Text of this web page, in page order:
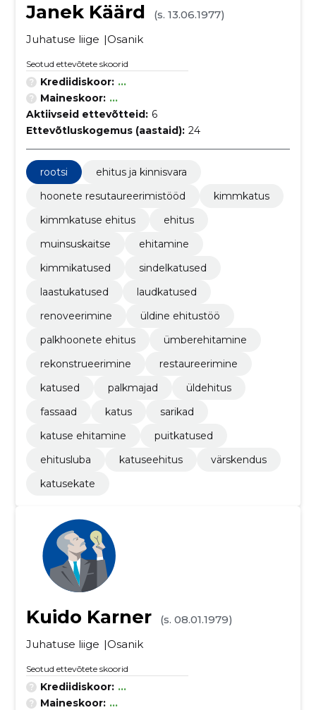
Janek Käärd
(s. 13.06.1977)
Juhatuse liige
Osanik
Seotud ettevõtete skoorid
Krediidiskoor: ...
Maineskoor: ...
Aktiivseid ettevõtteid: 6
Ettevõtluskogemus (aastaid): 24
rootsi
ehitus ja kinnisvara
hoonete resutaureerimistööd
kimmkatus
kimmkatuse ehitus
ehitus
muinsuskaitse
ehitamine
kimmikatused
sindelkatused
laastukatused
laudkatused
renoveerimine
üldine ehitustöö
palkhoonete ehitus
ümberehitamine
rekonstrueerimine
restaureerimine
katused
palkmajad
üldehitus
fassaad
katus
sarikad
katuse ehitamine
puitkatused
ehitusluba
katuseehitus
värskendus
katusekate
Kuido Karner
(s. 08.01.1979)
Juhatuse liige
Osanik
Seotud ettevõtete skoorid
Krediidiskoor: ...
Maineskoor: ...